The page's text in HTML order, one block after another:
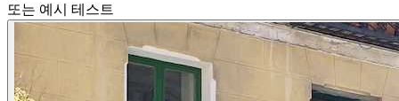
또는 예시 테스트